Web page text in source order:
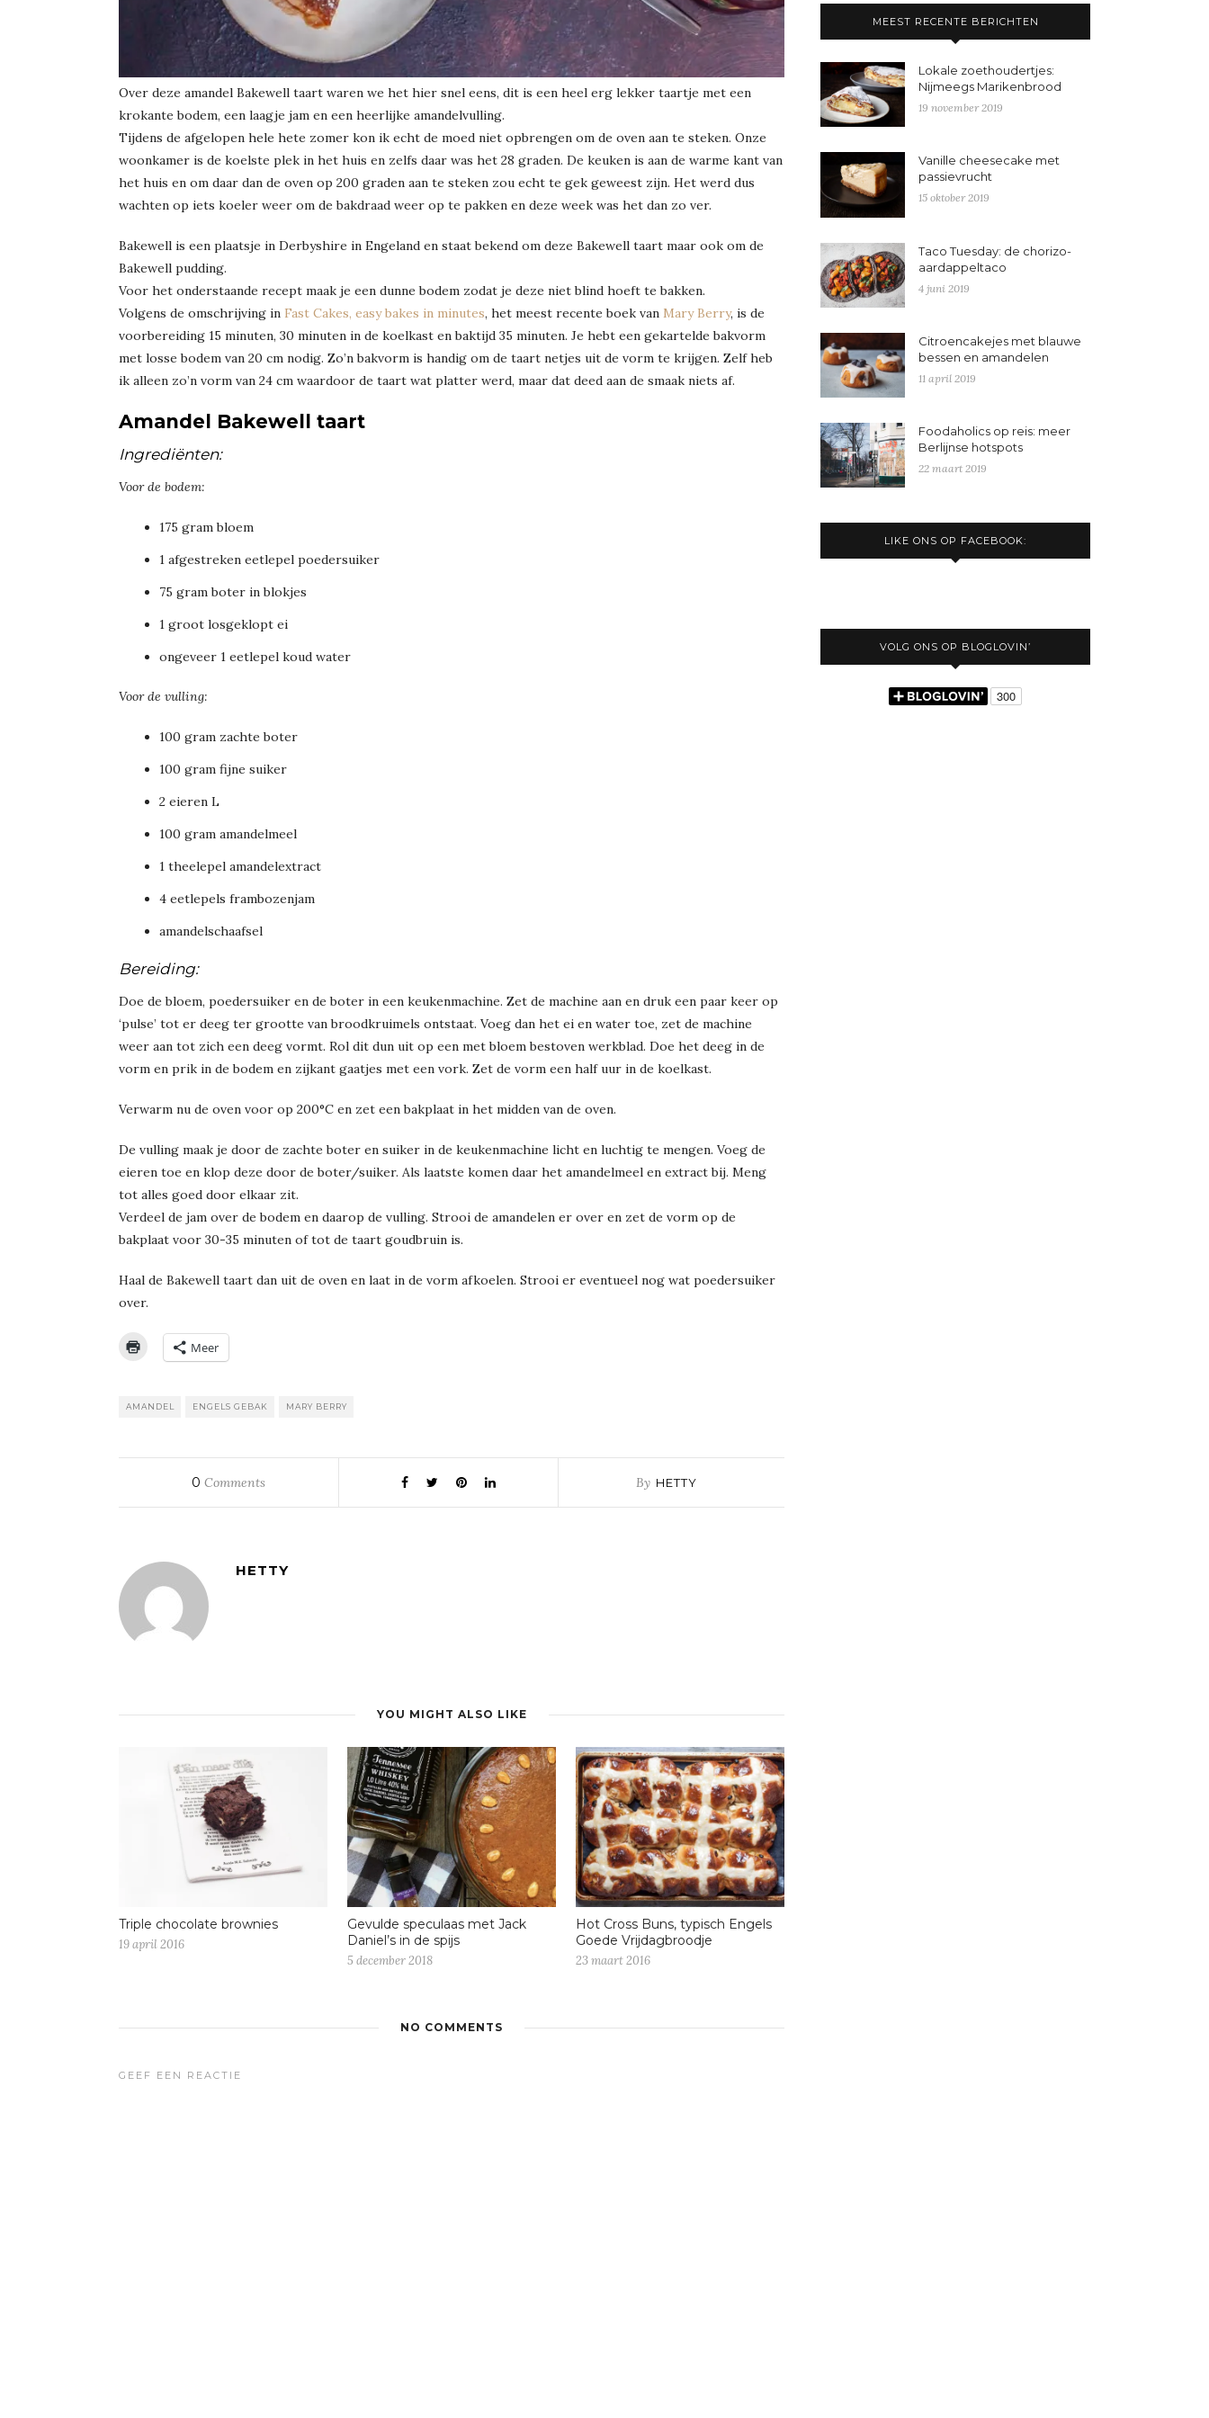
Over deze amandel Bakewell taart waren we het hier snel eens, dit is een heel erg lekker taartje met een
krokante bodem, een laagje jam en een heerlijke amandelvulling.
Tijdens de afgelopen hele hete zomer kon ik echt de moed niet opbrengen om de oven aan te steken. Onze
woonkamer is de koelste plek in het huis en zelfs daar was het 28 graden. De keuken is aan de warme kant van
het huis en om daar dan de oven op 200 graden aan te steken zou echt te gek geweest zijn. Het werd dus
wachten op iets koeler weer om de bakdraad weer op te pakken en deze week was het dan zo ver.
Bakewell is een plaatsje in Derbyshire in Engeland en staat bekend om deze Bakewell taart maar ook om de
Bakewell pudding.
Voor het onderstaande recept maak je een dunne bodem zodat je deze niet blind hoeft te bakken.
Volgens de omschrijving in Fast Cakes, easy bakes in minutes, het meest recente boek van Mary Berry, is de
voorbereiding 15 minuten, 30 minuten in de koelkast en baktijd 35 minuten. Je hebt een gekartelde bakvorm
met losse bodem van 20 cm nodig. Zo’n bakvorm is handig om de taart netjes uit de vorm te krijgen. Zelf heb
ik alleen zo’n vorm van 24 cm waardoor de taart wat platter werd, maar dat deed aan de smaak niets af.
Amandel Bakewell taart
Ingrediënten:
Voor de bodem:
175 gram bloem
1 afgestreken eetlepel poedersuiker
75 gram boter in blokjes
1 groot losgeklopt ei
ongeveer 1 eetlepel koud water
Voor de vulling:
100 gram zachte boter
100 gram fijne suiker
2 eieren L
100 gram amandelmeel
1 theelepel amandelextract
4 eetlepels frambozenjam
amandelschaafsel
Bereiding:
Doe de bloem, poedersuiker en de boter in een keukenmachine. Zet de machine aan en druk een paar keer op
‘pulse’ tot er deeg ter grootte van broodkruimels ontstaat. Voeg dan het ei en water toe, zet de machine
weer aan tot zich een deeg vormt. Rol dit dun uit op een met bloem bestoven werkblad. Doe het deeg in de
vorm en prik in de bodem en zijkant gaatjes met een vork. Zet de vorm een half uur in de koelkast.
Verwarm nu de oven voor op 200°C en zet een bakplaat in het midden van de oven.
De vulling maak je door de zachte boter en suiker in de keukenmachine licht en luchtig te mengen. Voeg de
eieren toe en klop deze door de boter/suiker. Als laatste komen daar het amandelmeel en extract bij. Meng
tot alles goed door elkaar zit.
Verdeel de jam over de bodem en daarop de vulling. Strooi de amandelen er over en zet de vorm op de
bakplaat voor 30-35 minuten of tot de taart goudbruin is.
Haal de Bakewell taart dan uit de oven en laat in de vorm afkoelen. Strooi er eventueel nog wat poedersuiker
over.
Meer
AMANDEL ENGELS GEBAK MARY BERRY
0 Comments By HETTY
HETTY
YOU MIGHT ALSO LIKE
Triple chocolate brownies
19 april 2016
Gevulde speculaas met Jack
Daniel’s in de spijs
5 december 2018
Hot Cross Buns, typisch Engels
Goede Vrijdagbroodje
23 maart 2016
NO COMMENTS
GEEF EEN REACTIE
MEEST RECENTE BERICHTEN
Lokale zoethoudertjes:
Nijmeegs Marikenbrood
19 november 2019
Vanille cheesecake met
passievrucht
15 oktober 2019
Taco Tuesday: de chorizo-
aardappeltaco
4 juni 2019
Citroencakejes met blauwe
bessen en amandelen
11 april 2019
Foodaholics op reis: meer
Berlijnse hotspots
22 maart 2019
LIKE ONS OP FACEBOOK:
VOLG ONS OP BLOGLOVIN’